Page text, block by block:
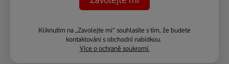
Kliknutím na „Zavolejte mi“ souhlasíte s tím, že budete
kontaktováni s obchodní nabídkou.
Více o ochraně soukromí.